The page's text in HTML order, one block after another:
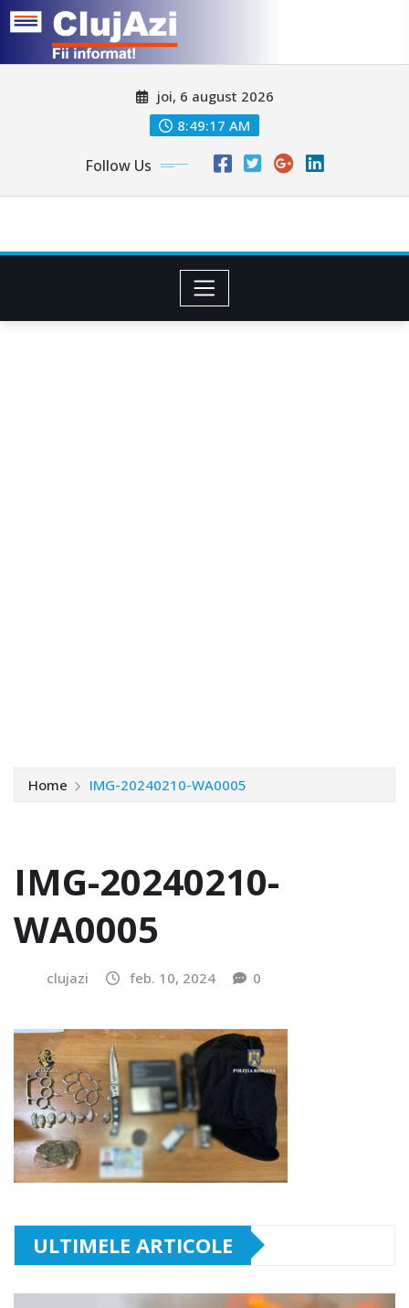
joi, 6 august 2026
8:49:20 AM
Follow Us
Home IMG-20240210-WA0005
IMG-20240210-
WA0005
clujazi feb. 10, 2024 0
ULTIMELE ARTICOLE